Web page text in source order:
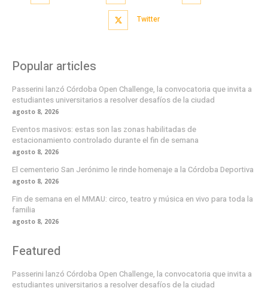
Twitter
Popular articles
Passerini lanzó Córdoba Open Challenge, la convocatoria que invita a
estudiantes universitarios a resolver desafíos de la ciudad
agosto 8, 2026
Eventos masivos: estas son las zonas habilitadas de
estacionamiento controlado durante el fin de semana
agosto 8, 2026
El cementerio San Jerónimo le rinde homenaje a la Córdoba Deportiva
agosto 8, 2026
Fin de semana en el MMAU: circo, teatro y música en vivo para toda la
familia
agosto 8, 2026
Featured
Passerini lanzó Córdoba Open Challenge, la convocatoria que invita a
estudiantes universitarios a resolver desafíos de la ciudad